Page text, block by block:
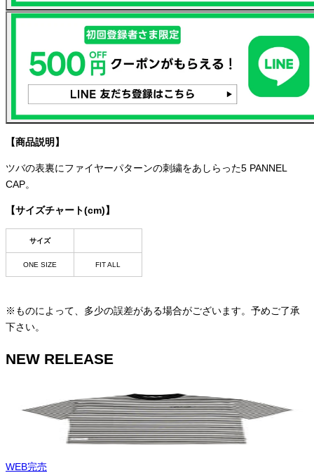
【商品説明】
ツバの表裏にファイヤーパターンの刺繍をあしらった5 PANNEL
CAP。
【サイズチャート(cm)】
サイズ
ONE SIZE FIT ALL
※ものによって、多少の誤差がある場合がございます。予めご了承
下さい。
NEW RELEASE
WEB完売